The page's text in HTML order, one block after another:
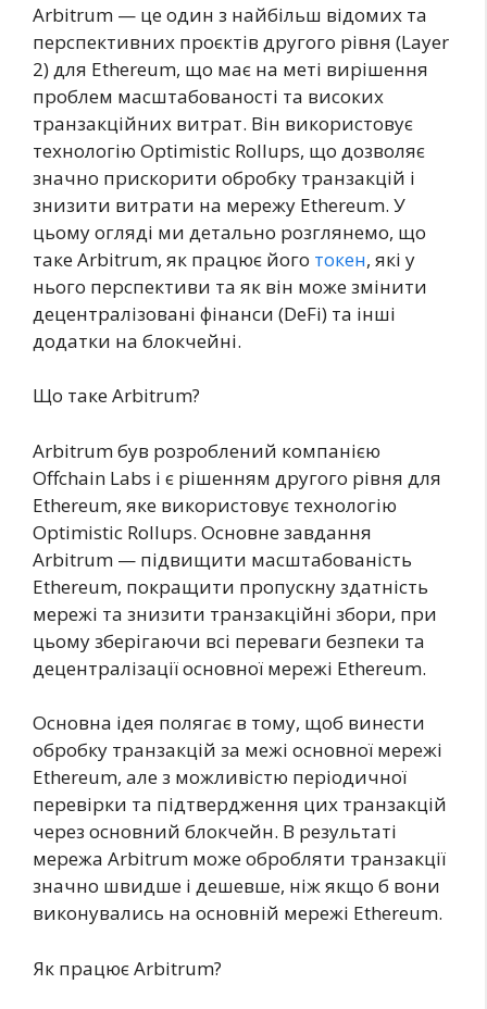
Arbitrum — це один з найбільш відомих та
перспективних проєктів другого рівня (Layer
2) для Ethereum, що має на меті вирішення
проблем масштабованості та високих
транзакційних витрат. Він використовує
технологію Optimistic Rollups, що дозволяє
значно прискорити обробку транзакцій і
знизити витрати на мережу Ethereum. У
цьому огляді ми детально розглянемо, що
таке Arbitrum, як працює його токен, які у
нього перспективи та як він може змінити
децентралізовані фінанси (DeFi) та інші
додатки на блокчейні.
Що таке Arbitrum?
Arbitrum був розроблений компанією
Offchain Labs і є рішенням другого рівня для
Ethereum, яке використовує технологію
Optimistic Rollups. Основне завдання
Arbitrum — підвищити масштабованість
Ethereum, покращити пропускну здатність
мережі та знизити транзакційні збори, при
цьому зберігаючи всі переваги безпеки та
децентралізації основної мережі Ethereum.
Основна ідея полягає в тому, щоб винести
обробку транзакцій за межі основної мережі
Ethereum, але з можливістю періодичної
перевірки та підтвердження цих транзакцій
через основний блокчейн. В результаті
мережа Arbitrum може обробляти транзакції
значно швидше і дешевше, ніж якщо б вони
виконувались на основній мережі Ethereum.
Як працює Arbitrum?